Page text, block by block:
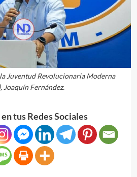
Juventud Revolucionaria Moderna
Joaquín Fernández.
tus Redes Sociales